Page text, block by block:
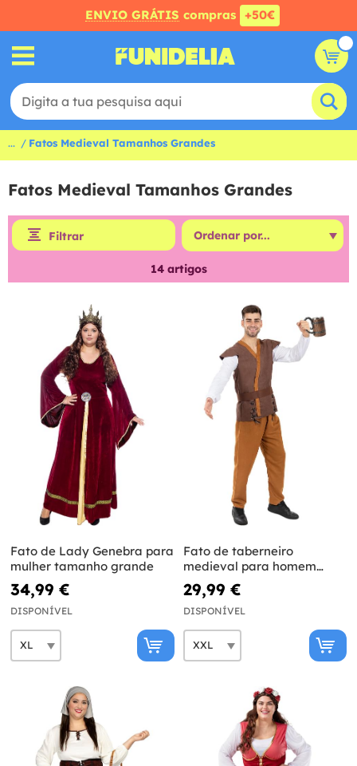
ENVIO GRÁTIS compras +50€
... Fatos Medieval Tamanhos Grandes
Fatos Medieval Tamanhos Grandes
Filtrar
14artigos
Fato de Lady Genebra para
mulher tamanho grande
34,99 €
DISPONÍVEL
Fato de taberneiro
medieval para homem
tamanho grande
29,99 €
DISPONÍVEL